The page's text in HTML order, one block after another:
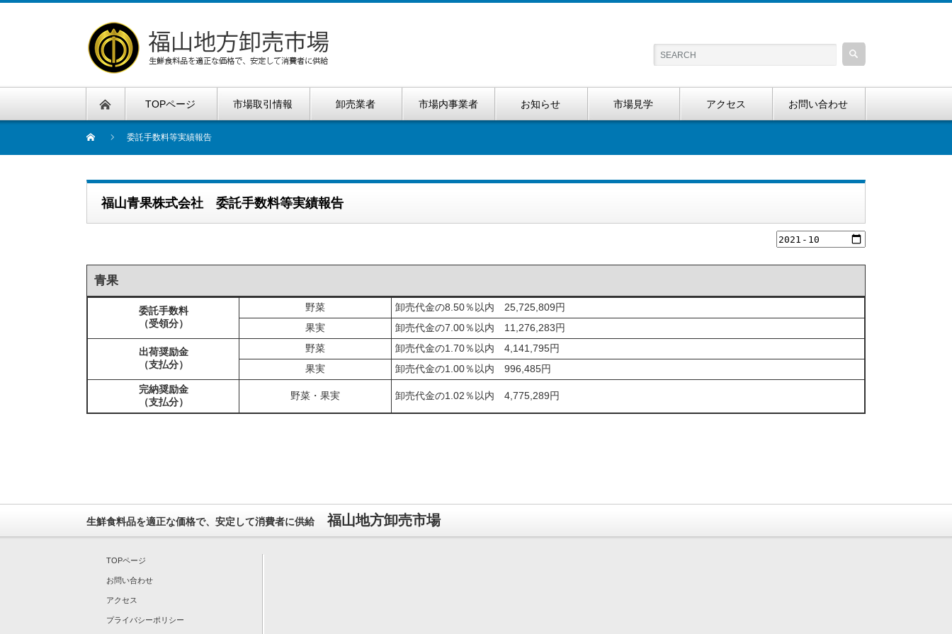
TOPページ 市場取引情報 卸売業者 市場内事業者 お知らせ 市場見学 アクセス お問い合わせ
委託手数料等実績報告
福山青果株式会社 委託手数料等実績報告
青果
委託手数料
（受領分）
野菜
卸売代金の8.50％以内 25,725,809円
果実
卸売代金の7.00％以内 11,276,283円
出荷奨励金
（支払分）
野菜
卸売代金の1.70％以内 4,141,795円
果実
卸売代金の1.00％以内 996,485円
完納奨励金
（支払分）
野菜・果実 卸売代金の1.02％以内 4,775,289円
生鮮食料品を適正な価格で、安定して消費者に供給 福山地方卸売市場
TOPページ
お問い合わせ
アクセス
プライバシーポリシー